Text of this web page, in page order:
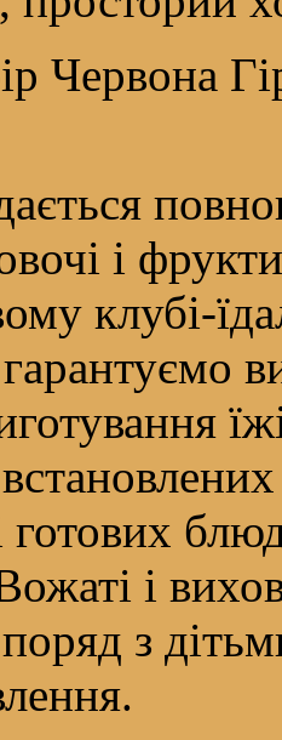
Червона
і
клубі-
готових
і
з